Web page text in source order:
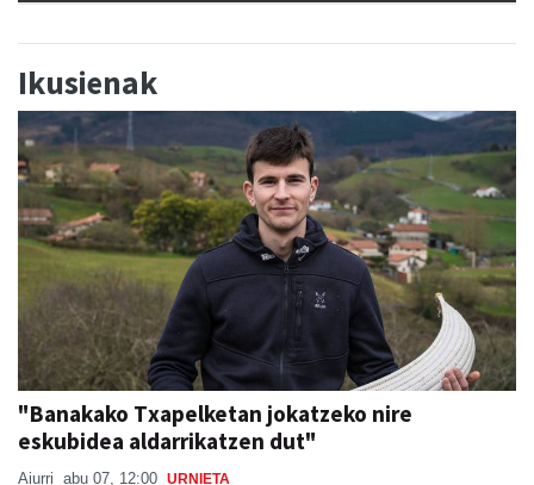
Ikusienak
"Banakako Txapelketan jokatzeko nire
eskubidea aldarrikatzen dut"
Aiurri abu 07, 12:00 URNIETA